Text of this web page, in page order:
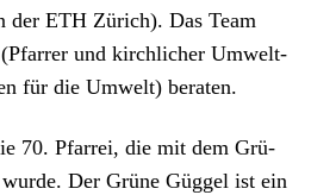
der ETH Zürich). Das Team
und kirch­lich­er Umwelt­
für die Umwelt) berat­en.
70. Pfar­rei, die mit dem Grü­
Der Grüne Güggel ist ein